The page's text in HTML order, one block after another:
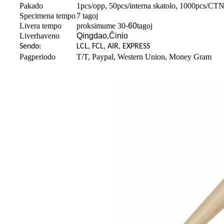
Pakado
1pcs/opp, 50pcs/interna skatolo, 1000pcs/CTN
Specimena tempo7 tagoj
Livera tempo
proksimume 30-60tagoj
Liverhaveno
Qingdao,Ĉinio
Sendo: LCL, FCL, AIR, EXPRESS
Pagperiodo T/T, Paypal, Western Union, Money Gram